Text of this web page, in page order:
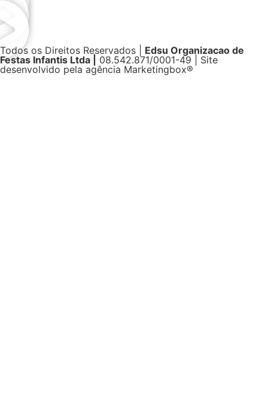
Todos os Direitos Reservados | Edsu Organizacao de
Festas Infantis Ltda |
08.542.871/0001-49 | Site
desenvolvido pela agência Marketingbox®